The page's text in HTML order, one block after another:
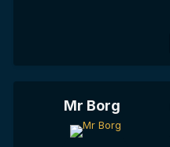
Mr Borg